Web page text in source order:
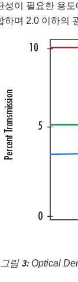
성이 필요한 용
하며 2.0 이하의
그림 3: Optical